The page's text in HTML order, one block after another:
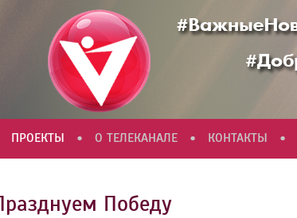
ПРОЕКТЫ • О ТЕЛЕКАНАЛЕ • КОНТАКТЫ •
Победу